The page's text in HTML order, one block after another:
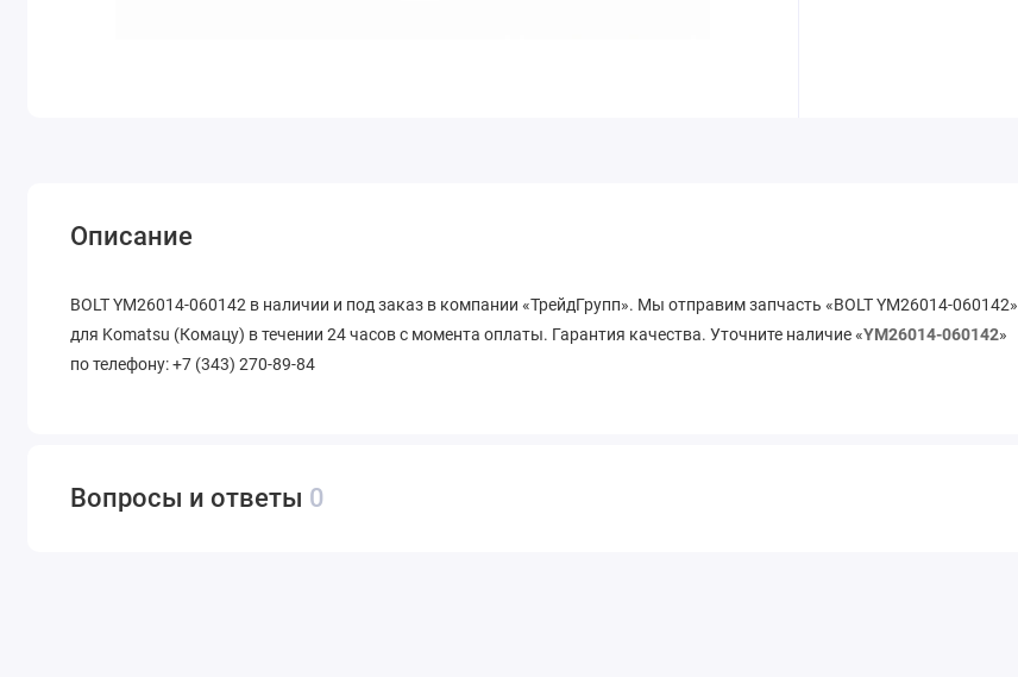
Описание
BOLT YM26014-060142 в наличии и под заказ в компании «ТрейдГрупп». Мы отправим запчасть «BOLT YM26014-060142»
для Komatsu (Комацу) в течении 24 часов с момента оплаты. Гарантия качества. Уточните наличие «YM26014-060142»
по телефону: +7 (343) 270-89-84
Вопросы и ответы 0